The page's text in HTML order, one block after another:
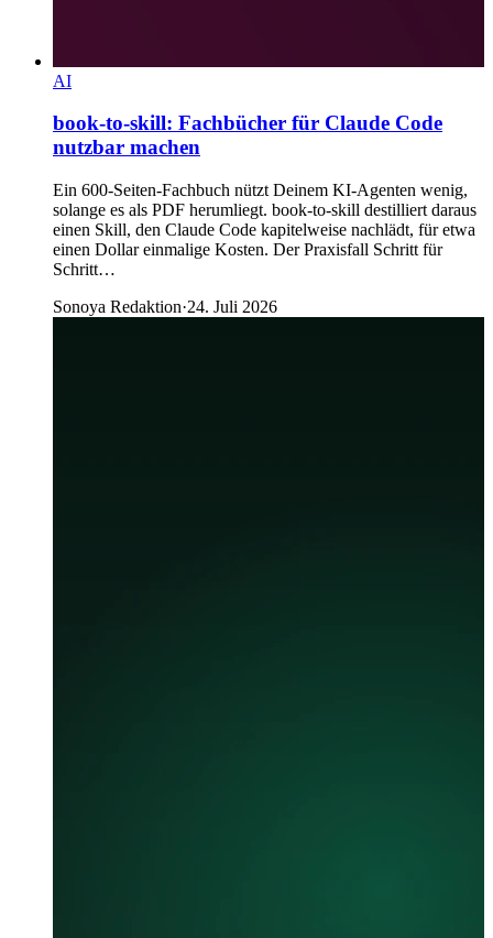
AI
book-to-skill: Fachbücher für Claude Code
nutzbar machen
Ein 600-Seiten-Fachbuch nützt Deinem KI-Agenten wenig,
solange es als PDF herumliegt. book-to-skill destilliert daraus
einen Skill, den Claude Code kapitelweise nachlädt, für etwa
einen Dollar einmalige Kosten. Der Praxisfall Schritt für
Schritt…
Sonoya Redaktion·24. Juli 2026